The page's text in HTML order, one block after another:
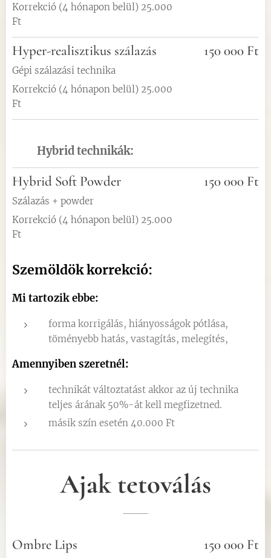
Korrekció (4 hónapon belül) 25.000
Ft
Hyper-realisztikus szálazás
Gépi szálazási technika
Korrekció (4 hónapon belül) 25.000
Ft
150 000 Ft
Hybrid technikák:
Hybrid Soft Powder
Szálazás + powder
Korrekció (4 hónapon belül) 25.000
Ft
150 000 Ft
Szemöldök korrekció:
Mi tartozik ebbe:
forma korrigálás, hiányosságok pótlása,
töményebb hatás, vastagítás, melegítés,
Amennyiben szeretnél:
technikát változtatást akkor az új technika
teljes árának 50%-át kell megfizetned.
másik szín esetén 40.000 Ft
Ajak tetoválás
Ombre Lips 150 000 Ft